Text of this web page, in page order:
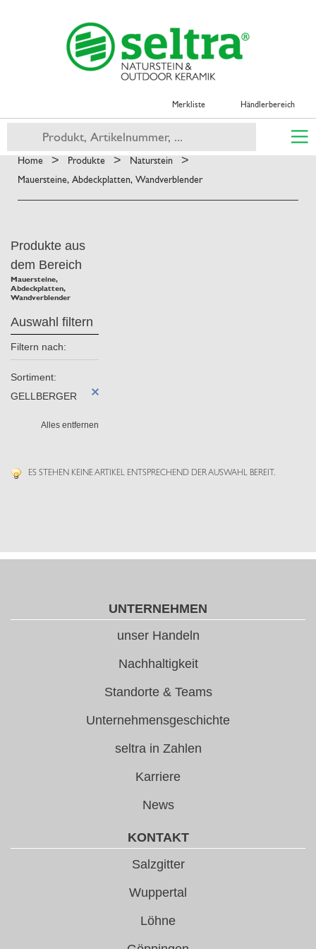
Merkliste Händlerbereich
Home > Produkte > Naturstein >
Mauersteine, Abdeckplatten, Wandverblender
Produkte aus
dem Bereich
Mauersteine,
Abdeckplatten,
Wandverblender
Auswahl filtern
Filtern nach:
Sortiment:
GELLBERGER
Alles entfernen
ES STEHEN KEINE ARTIKEL ENTSPRECHEND DER AUSWAHL BEREIT.
UNTERNEHMEN
unser Handeln
Nachhaltigkeit
Standorte & Teams
Unternehmensgeschichte
seltra in Zahlen
Karriere
News
KONTAKT
Salzgitter
Wuppertal
Löhne